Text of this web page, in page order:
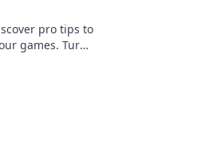
pro tips to
games. Turn